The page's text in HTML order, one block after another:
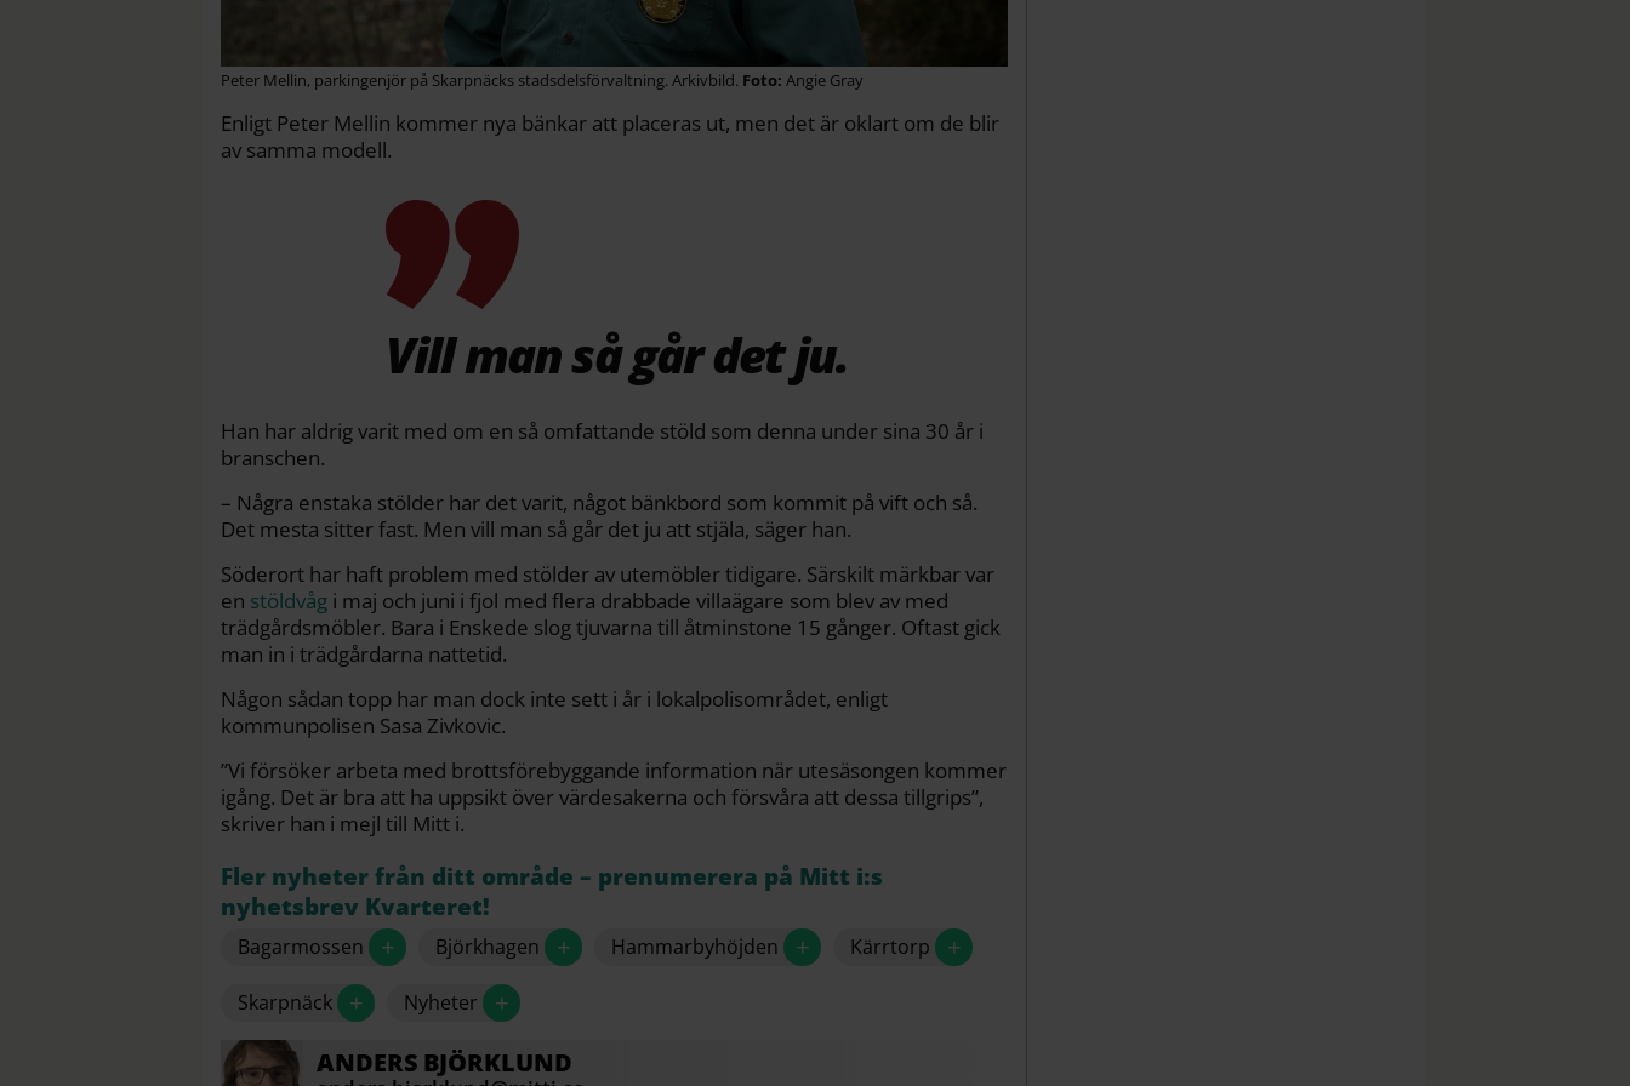
Peter Mellin, parkingenjör på Skarpnäcks stadsdelsförvaltning. Arkivbild. Angie Gray
Enligt Peter Mellin kommer nya bänkar att placeras ut, men det är oklart om de blir
av samma modell.
Vill man så går det ju.
Han har aldrig varit med om en så omfattande stöld som denna under sina 30 år i
branschen.
– Några enstaka stölder har det varit, något bänkbord som kommit på vift och så.
Det mesta sitter fast. Men vill man så går det ju att stjäla, säger han.
Söderort har haft problem med stölder av utemöbler tidigare. Särskilt märkbar var
en stöldvåg i maj och juni i fjol med flera drabbade villaägare som blev av med
trädgårdsmöbler. Bara i Enskede slog tjuvarna till åtminstone 15 gånger. Oftast gick
man in i trädgårdarna nattetid.
Någon sådan topp har man dock inte sett i år i lokalpolisområdet, enligt
kommunpolisen Sasa Zivkovic.
”Vi försöker arbeta med brottsförebyggande information när utesäsongen kommer
igång. Det är bra att ha uppsikt över värdesakerna och försvåra att dessa tillgrips”,
skriver han i mejl till Mitt i.
Fler nyheter från ditt område – prenumerera på Mitt i:s
nyhetsbrev Kvarteret!
Bagarmossen + Björkhagen + Hammarbyhöjden + Kärrtorp +
Skarpnäck + Nyheter +
ANDERS BJÖRKLUND